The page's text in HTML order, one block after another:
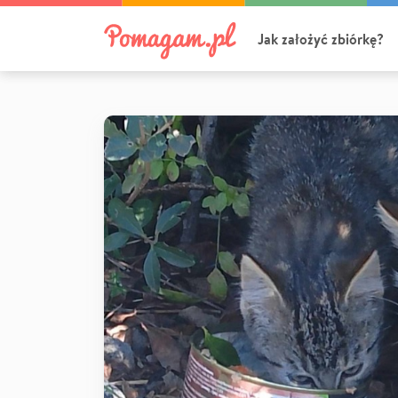
Jak założyć zbiórkę?